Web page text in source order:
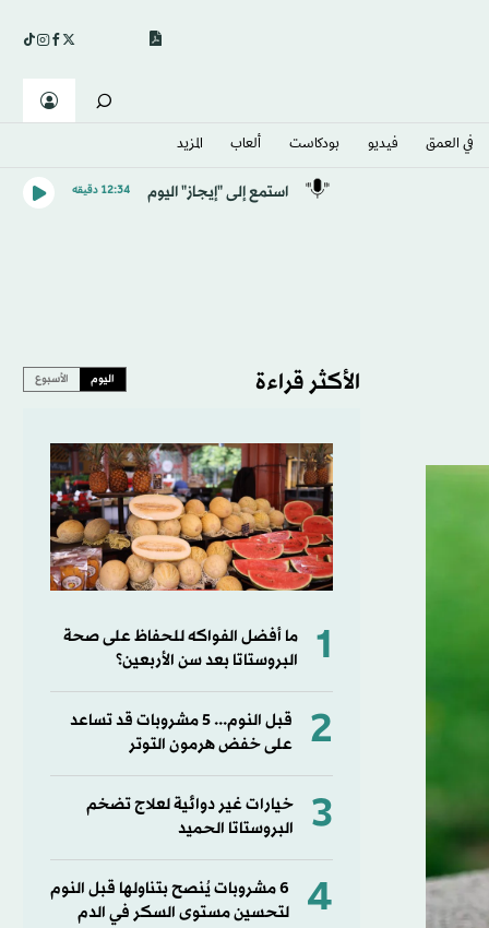
في العمق فيديو بودكاست ألعاب المزيد
استمع إلى "إيجاز" اليوم 12:34 دقيقه
الأكثر قراءة اليوم الأسبوع
1
ما أفضل الفواكه للحفاظ على صحة
البروستاتا بعد سن الأربعين؟
2
قبل النوم... 5 مشروبات قد تساعد
على خفض هرمون التوتر
3
خيارات غير دوائية لعلاج تضخم
البروستاتا الحميد
4
6 مشروبات يُنصح بتناولها قبل النوم
لتحسين مستوى السكر في الدم